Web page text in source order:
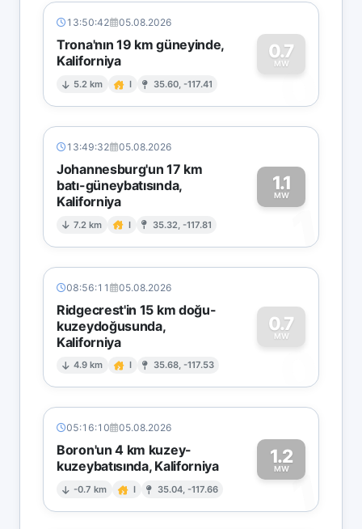
13:50:42 05.08.2026
Trona'nın 19 km güneyinde,
Kaliforniya
5.2 km I 35.60, -117.41
0.7
MW
0
13:49:32 05.08.2026
Johannesburg'un 17 km
batı-güneybatısında,
Kaliforniya
7.2 km I 35.32, -117.81
1.1
MW
1
08:56:11 05.08.2026
Ridgecrest'in 15 km doğu-
kuzeydoğusunda,
Kaliforniya
4.9 km I 35.68, -117.53
0.7
MW
0
05:16:10 05.08.2026
Boron'un 4 km kuzey-
kuzeybatısında, Kaliforniya
-0.7 km I 35.04, -117.66
1.2
MW1